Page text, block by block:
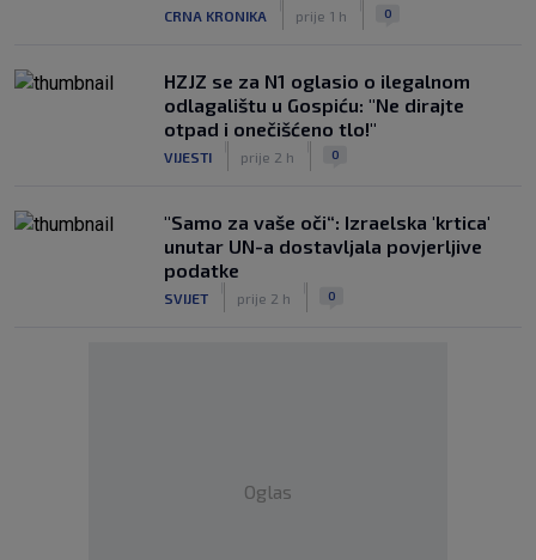
CRNA KRONIKA prije 1 h 0
HZJZ se za N1 oglasio o ilegalnom
odlagalištu u Gospiću: "Ne dirajte
otpad i onečišćeno tlo!"
VIJESTI prije 2 h 0
"Samo za vaše oči“: Izraelska 'krtica'
unutar UN-a dostavljala povjerljive
podatke
SVIJET prije 2 h 0
Oglas